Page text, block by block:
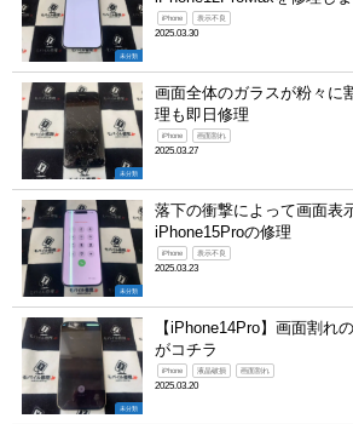
未分類
iPhone 表示不良
2025.03.30
未分類
画面全体のガラスが粉々に
理も即日修理
iPhone 画面割れ
2025.03.27
未分類
落下の衝撃によって画面表
iPhone15Proの修理
iPhone 表示不良
2025.03.23
未分類
【iPhone14Pro】画面割れ
がコチラ
iPhone 液晶破損 画面割れ
2025.03.20